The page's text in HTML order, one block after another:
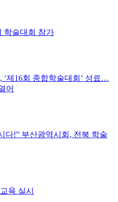
학술대회 참가
‘제16회 종합학술대회’ 성료…
어
다!” 부산광역시회, 전북 학술
육 실시